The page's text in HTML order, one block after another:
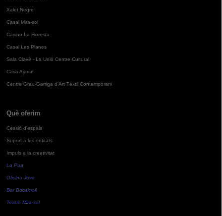
Xalet Negre
Casal Mira-sol
Casino La Floresta
Casal Les Planes
Sala Clavé - La Unió Centre Cultural
Casa Aymat
Centre Grau-Garriga d'Art Tèxtil Contemporani
Què oferim
Cessió d'espais
Suport a les entitats
Impuls a la creativitat
La Pua
Oficina Jove
Bar Bocamoll
Teatre Mira-sol